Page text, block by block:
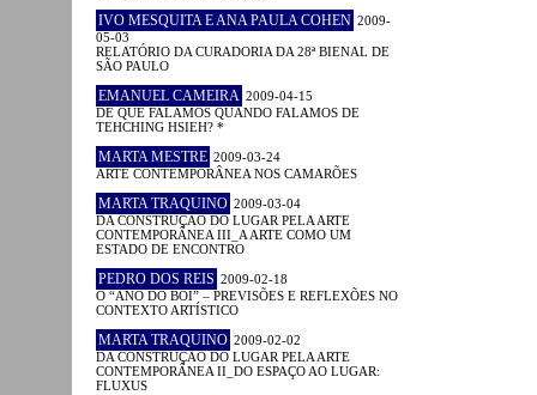
IVO MESQUITA E ANA PAULA COHEN 2009-
05-03
RELATÓRIO DA CURADORIA DA 28ª BIENAL DE
SÃO PAULO
EMANUEL CAMEIRA 2009-04-15
DE QUE FALAMOS QUANDO FALAMOS DE
TEHCHING HSIEH? *
MARTA MESTRE 2009-03-24
ARTE CONTEMPORÂNEA NOS CAMARÕES
MARTA TRAQUINO 2009-03-04
DA CONSTRUÇÃO DO LUGAR PELA ARTE
CONTEMPORÂNEA III_A ARTE COMO UM
ESTADO DE ENCONTRO
PEDRO DOS REIS 2009-02-18
O “ANO DO BOI” – PREVISÕES E REFLEXÕES NO
CONTEXTO ARTÍSTICO
MARTA TRAQUINO 2009-02-02
DA CONSTRUÇÃO DO LUGAR PELA ARTE
CONTEMPORÂNEA II_DO ESPAÇO AO LUGAR:
FLUXUS